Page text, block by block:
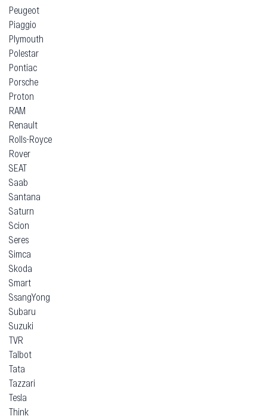
Peugeot
Piaggio
Plymouth
Polestar
Pontiac
Porsche
Proton
RAM
Renault
Rolls-Royce
Rover
SEAT
Saab
Santana
Saturn
Scion
Seres
Simca
Skoda
Smart
SsangYong
Subaru
Suzuki
TVR
Talbot
Tata
Tazzari
Tesla
Think